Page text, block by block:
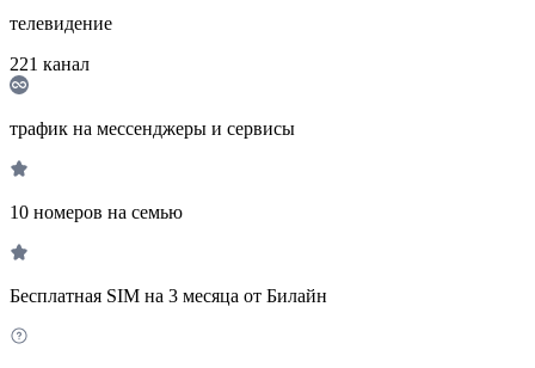
телевидение
221 канал
трафик на мессенджеры и сервисы
10 номеров на семью
Бесплатная SIM на 3 месяца от Билайн